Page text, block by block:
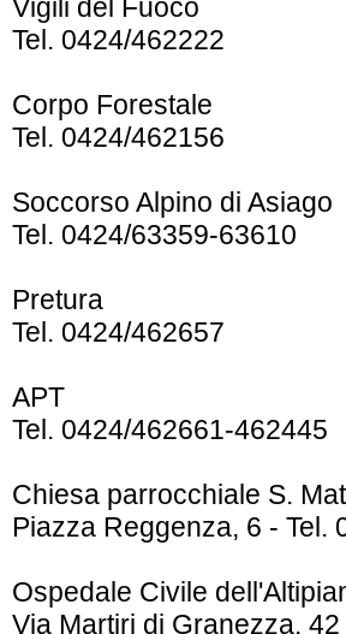
Vigili del Fuoco
Tel. 0424/462222
Corpo Forestale
Tel. 0424/462156
Soccorso Alpino di Asiago
Tel. 0424/63359-63610
Pretura
Tel. 0424/462657
APT
Tel. 0424/462661-462445
Chiesa parrocchiale S.
Piazza Reggenza, 6 - Tel.
Ospedale Civile
Via Martiri di Granezza,